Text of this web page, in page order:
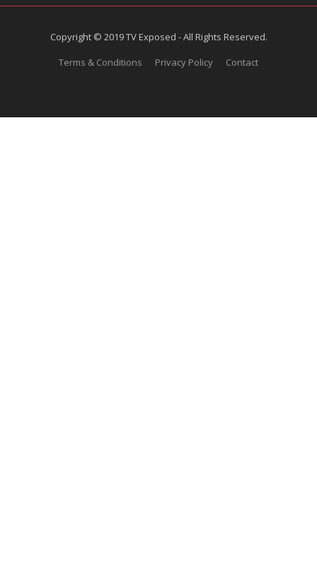
Copyright © 2019 TV Exposed - All Rights Reserved.
Terms & Conditions
Privacy Policy Contact